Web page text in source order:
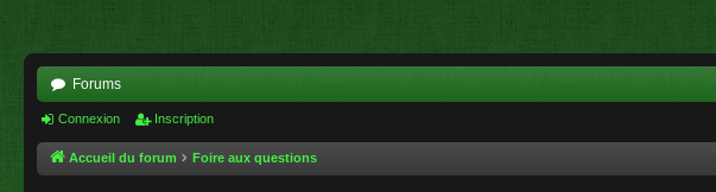
Forums
Connexion Inscription
Accueil du forum Foire aux questions